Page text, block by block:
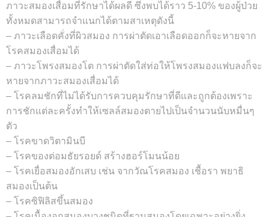
ภาวะสมองเสื่อมที่รักษาได้ผลดี ซึ่งพบได้ราว 5-10% ของผู้ป่วย
ทั้งหมดสามารถจำแนกได้ตามสาเหตุดังนี้
– ภาวะเลือดคั่งที่ผิวสมอง การผ่าตัดเอาเลือดออกก็จะหายจาก
โรคสมองเสื่อมได้
– ภาวะโพรงสมองโต การผ่าตัดใส่ท่อให้โพรงสมองแฟบลงก็จะ
หายจากภาวะสมองเสื่อมได้
– โรคลมชักที่ไม่ได้รับการควบคุมรักษาที่ดีและถูกต้องเพราะ
การชักแต่ละครั้งทำให้เซลล์สมองตายไปเป็นจำนวนนับหมื่นๆ
ตัว
– โรคขาดวิตามินบี
– โรคของต่อมธัยรอยด์ สร้างฮอร์โมนน้อย
– โรคเยื่อสมองอักเสบ เช่น จากวัณโรคสมอง เชื้อรา พยาธิ
สมองเป็นต้น
– โรคซิฟิลิสขึ้นสมอง